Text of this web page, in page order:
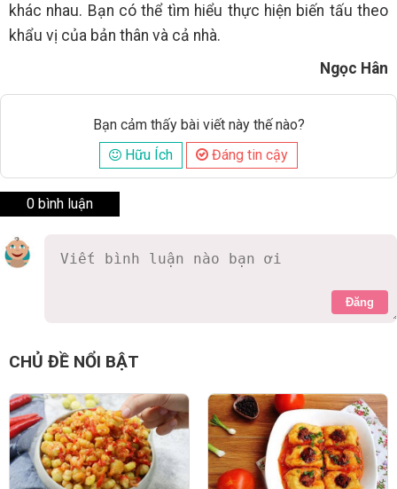
khác nhau. Bạn có thể tìm hiểu thực hiện biến tấu theo
khẩu vị của bản thân và cả nhà.
Ngọc Hân
Bạn cảm thấy bài viết này thế nào?
Hữu Ích
Đáng tin cậy
0 bình luận
Đăng
CHỦ ĐỀ NỔI BẬT